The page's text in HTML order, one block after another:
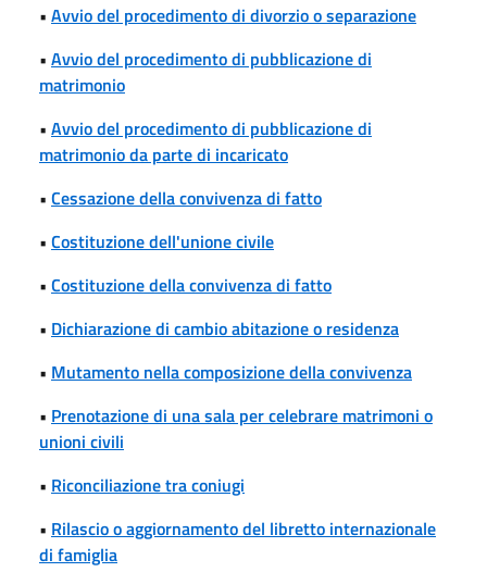
• Avvio del procedimento di divorzio o separazione
• Avvio del procedimento di pubblicazione di
matrimonio
• Avvio del procedimento di pubblicazione di
matrimonio da parte di incaricato
• Cessazione della convivenza di fatto
• Costituzione dell'unione civile
• Costituzione della convivenza di fatto
• Dichiarazione di cambio abitazione o residenza
• Mutamento nella composizione della convivenza
• Prenotazione di una sala per celebrare matrimoni o
unioni civili
• Riconciliazione tra coniugi
• Rilascio o aggiornamento del libretto internazionale
di famiglia